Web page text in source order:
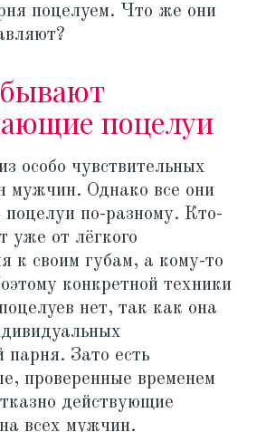
поцелуем. Что же они
поцелуи
особо чувствительных
мужчин. Однако все они
поцелуи по-разному. Кто-
уже от лёгкого
к своим губам, а кому-то
конкретной техники
нет, так как она
парня. Зато есть
проверенные временем
действующие
всех мужчин.